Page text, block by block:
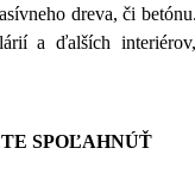
dreva, či
a ďalších
SPOĽAHNÚŤ